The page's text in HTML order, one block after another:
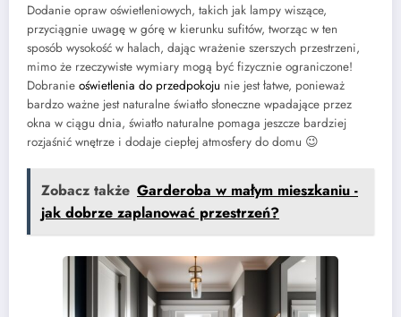
Dodanie opraw oświetleniowych, takich jak lampy wiszące,
przyciągnie uwagę w górę w kierunku sufitów, tworząc w ten
sposób wysokość w halach, dając wrażenie szerszych przestrzeni,
mimo że rzeczywiste wymiary mogą być fizycznie ograniczone!
Dobranie oświetlenia do przedpokoju nie jest łatwe, ponieważ
bardzo ważne jest naturalne światło słoneczne wpadające przez
okna w ciągu dnia, światło naturalne pomaga jeszcze bardziej
rozjaśnić wnętrze i dodaje ciepłej atmosfery do domu 😉
Zobacz także Garderoba w małym mieszkaniu -
jak dobrze zaplanować przestrzeń?